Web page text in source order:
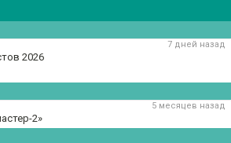
7 дней назад
2026
5 месяцев назад
2»